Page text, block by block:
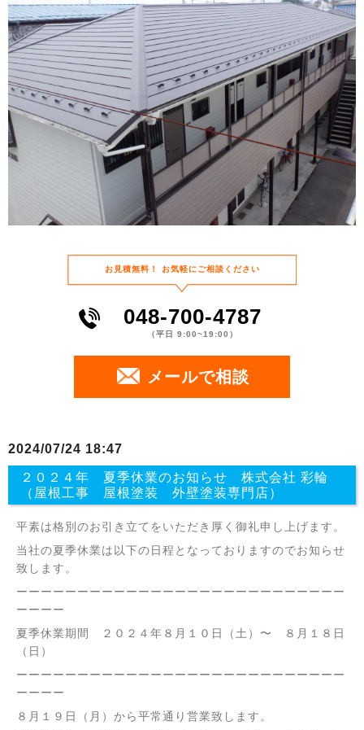
お⾒積無料！ お気軽にご相談ください
048-700-4787
（平⽇ 9:00~19:00）
メールで相談
2024/07/24 18:47
２０２４年 夏季休業のお知らせ 株式会社 彩輪
（屋根工事 屋根塗装 外壁塗装専門店）
平素は格別のお引き立てをいただき厚く御礼申し上げます。
当社の夏季休業は以下の日程となっておりますのでお知らせ
致します。
ーーーーーーーーーーーーーーーーーーーーーーーーーーー
ーーーー
夏季休業期間 ２０２４年８月１０日（土）〜 ８月１８日
（日）
ーーーーーーーーーーーーーーーーーーーーーーーーーーー
ーーーー
８月１９日（月）から平常通り営業致します。